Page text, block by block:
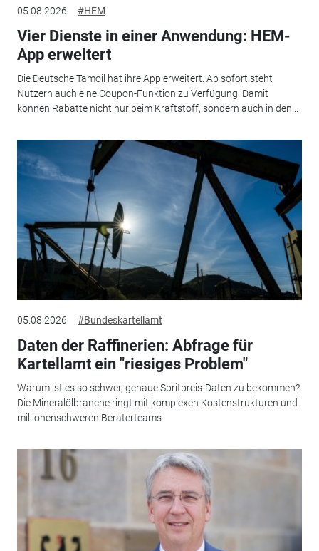
05.08.2026 #HEM
Vier Dienste in einer Anwendung: HEM-
App erweitert
Die Deutsche Tamoil hat ihre App erweitert. Ab sofort steht
Nutzern auch eine Coupon-Funktion zu Verfügung. Damit
können Rabatte nicht nur beim Kraftstoff, sondern auch in den...
05.08.2026 #Bundeskartellamt
Daten der Raffinerien: Abfrage für
Kartellamt ein "riesiges Problem"
Warum ist es so schwer, genaue Spritpreis-Daten zu bekommen?
Die Mineralölbranche ringt mit komplexen Kostenstrukturen und
millionenschweren Beraterteams.